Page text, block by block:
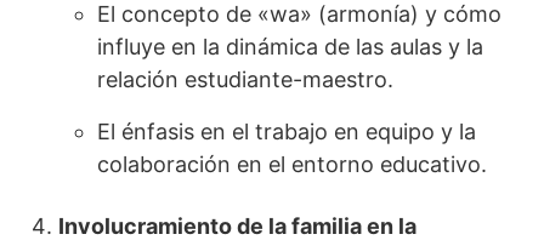
El concepto de «wa» (armonía) y cómo
influye en la dinámica de las aulas y la
relación estudiante-maestro.
El énfasis en el trabajo en equipo y la
colaboración en el entorno educativo.
Involucramiento de la familia en la